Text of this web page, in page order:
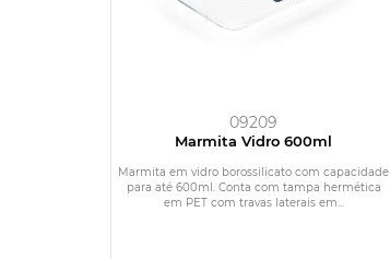
09209
Marmita Vidro 600ml
Marmita em vidro borossilicato com capacidade
para até 600ml. Conta com tampa hermética
em PET com travas laterais em...